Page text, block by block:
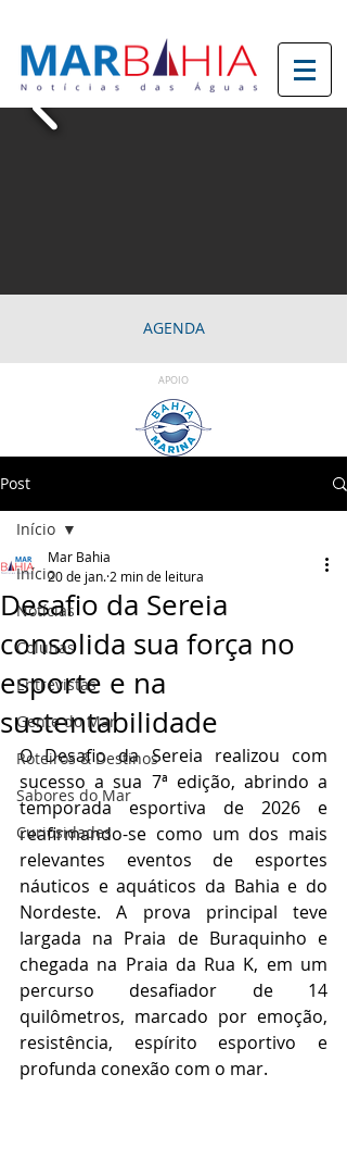
AGENDA
APOIO
Post
Início
Notícias
Colunas
Entrevistas
Gente do Mar
Roteiros & Destinos
Sabores do Mar
Curiosidades
Início
Desafio da Sereia
consolida sua força no
esporte e na
sustentabilidade
Mar Bahia
20 de jan. 2 min de leitura
O Desafio da Sereia realizou com
sucesso a sua 7ª edição, abrindo a
temporada esportiva de 2026 e
reafirmando-se como um dos mais
relevantes eventos de esportes
náuticos e aquáticos da Bahia e do
Nordeste. A prova principal teve
largada na Praia de Buraquinho e
chegada na Praia da Rua K, em um
percurso desafiador de 14
quilômetros, marcado por emoção,
resistência, espírito esportivo e
profunda conexão com o mar.